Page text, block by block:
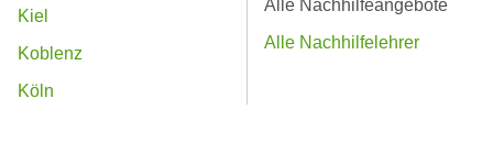
Kiel
Koblenz
Köln
Alle Nachhilfeangebote
Alle Nachhilfelehrer